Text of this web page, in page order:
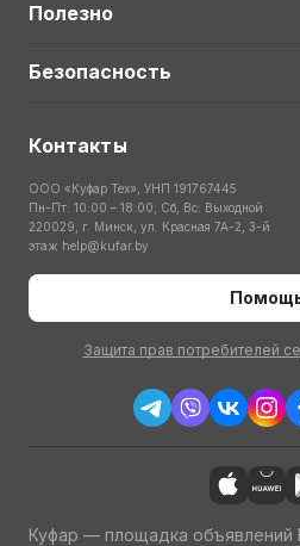
Полезно
Безопасность
Контакты
ООО «Куфар Тех», УНП 191767445
Пн-Пт: 10:00 – 18:00; Сб, Вс: Выходной
220029, г. Минск, ул. Красная 7А-2, 3-й
этаж help@kufar.by
Защита прав потребителей
Куфар — площадка